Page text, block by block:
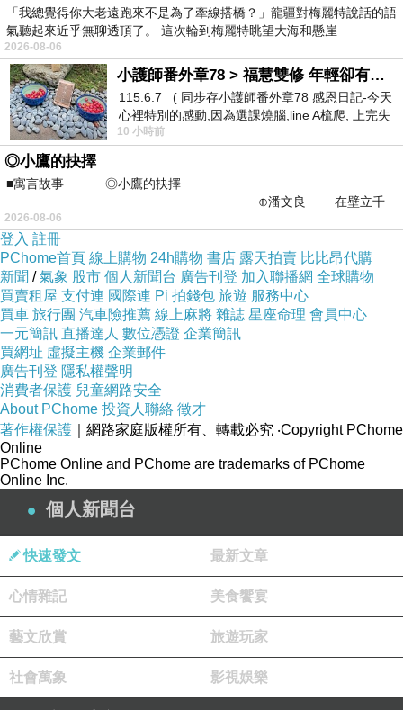
「我總覺得你大老遠跑來不是為了牽線搭橋？」龍疆對梅麗特說話的語
氣聽起來近乎無聊透頂了。 這次輪到梅麗特眺望大海和懸崖
2026-08-06
小護師番外章78 > 福慧雙修 年輕卻有個老靈魂 ㄑ金剛經〉podcast
115.6.7 ( 同步存小護師番外章78 感恩日記-今天
心裡特別的感動,因為選課燒腦,line A梳爬, 上完失
智課的她,特來傾
10 小時前
◎小鷹的抉擇
■寓言故事 ◎小鷹的抉擇
⊕潘文良 在壁立千
仞的懸崖上，有一座遮天蔽
2026-08-06
登入 註冊
PChome首頁 線上購物 24h購物 書店 露天拍賣 比比昂代購
新聞 /氣象 股市 個人新聞台 廣告刊登 加入聯播網 全球購物
買賣租屋 支付連 國際連 Pi 拍錢包 旅遊 服務中心
買車 旅行團 汽車險推薦 線上麻將 雜誌 星座命理 會員中心
一元簡訊 直播達人 數位憑證 企業簡訊
買網址 虛擬主機 企業郵件
廣告刊登 隱私權聲明
消費者保護 兒童網路安全
About PChome 投資人聯絡 徵才
著作權保護 ｜網路家庭版權所有、轉載必究 ‧Copyright PChome
Online
PChome Online and PChome are trademarks of PChome
Online Inc.
個人新聞台
快速發文 最新文章
心情雜記 美食饗宴
藝文欣賞 旅遊玩家
社會萬象 影視娛樂